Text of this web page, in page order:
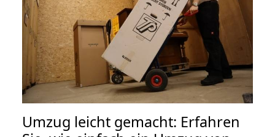
Umzug leicht gemacht: Erfahren